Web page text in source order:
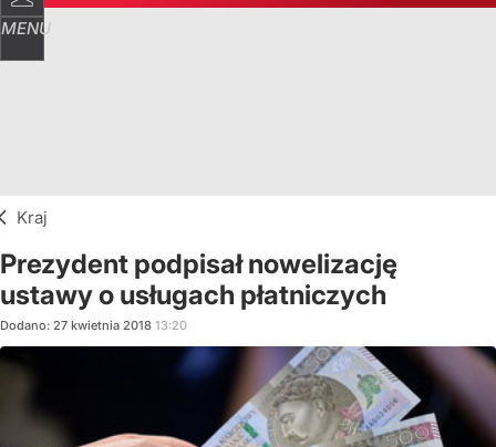
MENU
Kraj
Prezydent podpisał nowelizację
ustawy o usługach płatniczych
Dodano: 27 kwietnia 2018 13:20